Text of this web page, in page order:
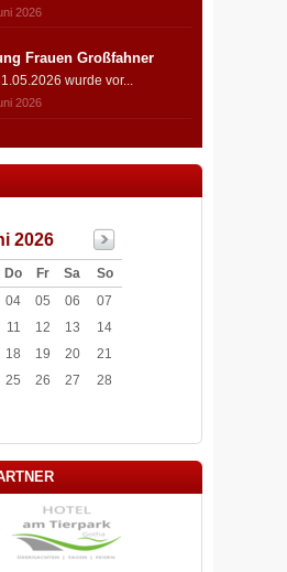
2026
Frauen Großfahner
wurde vor...
2026
2026
Do Fr Sa
So
04 05 06
07
11 12 13
14
18 19 20
21
25 26 27
28